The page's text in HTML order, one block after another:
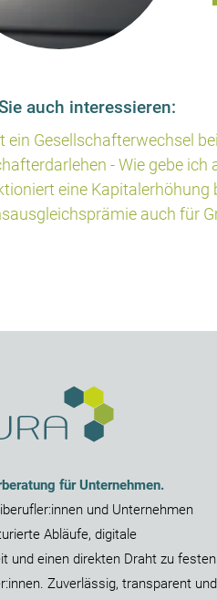
auch interessieren:
ein Gesellschafterwechsel
- Wie gebe
eine Kapitalerhöhung
auch für
für Unternehmen.
und Unternehmen
Abläufe, digitale
und einen direkten Draht zu festen
Zuverlässig, transparent und